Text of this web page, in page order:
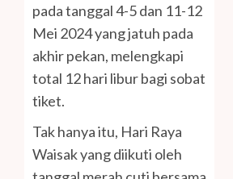
pada tanggal 4-5 dan 11-12
Mei 2024 yang jatuh pada
akhir pekan, melengkapi
total 12 hari libur bagi sobat
tiket.
Tak hanya itu, Hari Raya
Waisak yang diikuti oleh